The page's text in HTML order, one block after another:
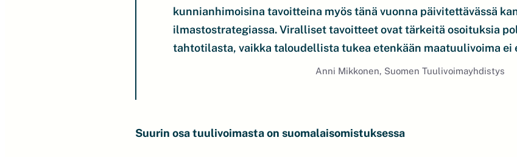
kunnianhimoisina tavoitteina myös tänä vuonna päivitettävässä
ilmastostrategiassa. Viralliset tavoitteet ovat tärkeitä osoituksia
tahtotilasta, vaikka taloudellista tukea etenkään maatuulivoima ei
Anni Mikkonen, Suomen Tuulivoimayhdistys
Suurin osa tuulivoimasta on suomalaisomistuksessa